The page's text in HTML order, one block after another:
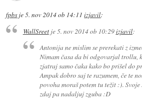
fpbs je5. nov 2014 ob 14:11 izjavil:
WallSreetje5. nov 2014 ob 10:29izjavil:
Antonija ne mislim se prerekati z
Nimam časa da bi odgovarjal trollu,
zjatraj samo čaka kako bo prišel do
Ampak dobro saj te razumem, če te
povoha moraš potem tu težit :). Svoje
zdaj pa nadaljuj zguba :D